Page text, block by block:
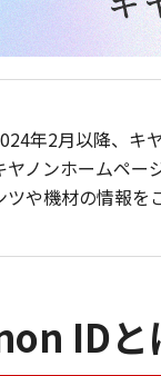
年2月以降、キ
ヤノンホームペー
ツや機材の情報を
IDと